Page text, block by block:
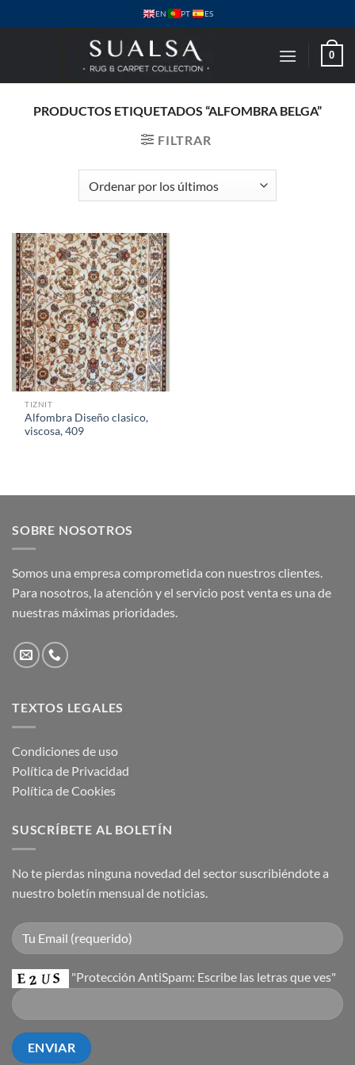
al
EN PT ES
0
PRODUCTOS ETIQUETADOS “ALFOMBRA BELGA”
FILTRAR
TIZNIT
Alfombra Diseño clasico,
viscosa, 409
SOBRE NOSOTROS
Somos una empresa comprometida con nuestros clientes.
Para nosotros, la atención y el servicio post venta es una de
nuestras máximas prioridades.
TEXTOS LEGALES
Condiciones de uso
Política de Privacidad
Política de Cookies
SUSCRÍBETE AL BOLETÍN
No te pierdas ninguna novedad del sector suscribiéndote a
nuestro boletín mensual de noticias.
"Protección AntiSpam: Escribe las letras que ves"